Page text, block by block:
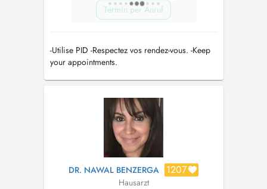
Termin per Anruf
-Utilise PID -Respectez vos rendez-vous. -Keep
your appointments.
DR. NAWAL BENZERGA 1207
Hausarzt